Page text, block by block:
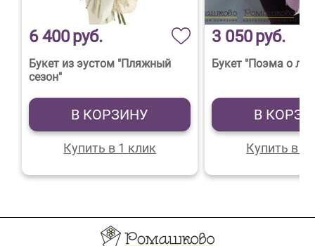
6 400руб.
Букет из эустом "Пляжный
сезон"
В КОРЗИНУ
Купить в 1 клик
3 050руб.
Букет "Поэма о
В
Купить в 1